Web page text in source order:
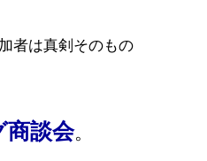
者は真剣そのもの
商談会。